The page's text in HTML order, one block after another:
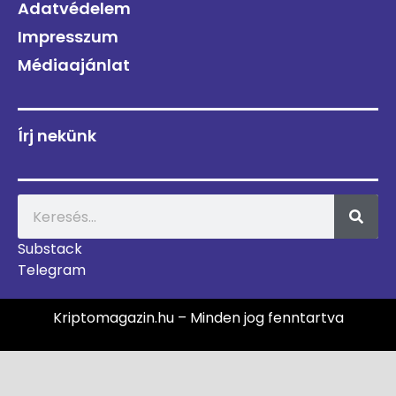
Adatvédelem
Impresszum
Médiaajánlat
Írj nekünk
Substack
Telegram
Kriptomagazin.hu – Minden jog fenntartva